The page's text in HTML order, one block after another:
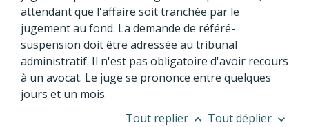
attendant que l'affaire soit tranchée par le
jugement au fond. La demande de référé-
suspension doit être adressée au tribunal
administratif. Il n'est pas obligatoire d'avoir recours
à un avocat. Le juge se prononce entre quelques
jours et un mois.
Tout replier keyboard_arrow_up Tout déplier keyboard_arrow_down